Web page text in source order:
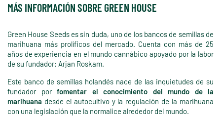
MÁS INFORMACIÓN SOBRE GREEN HOUSE
Green House Seeds es sin duda, uno de los bancos de semillas de
marihuana más prolíficos del mercado. Cuenta con más de 25
años de experiencia en el mundo cannábico apoyado por la labor
de su fundador: Arjan Roskam.
Este banco de semillas holandés nace de las inquietudes de su
fundador por fomentar el conocimiento del mundo de la
marihuana desde el autocultivo y la regulación de la marihuana
con una legislación que la normalice alrededor del mundo.